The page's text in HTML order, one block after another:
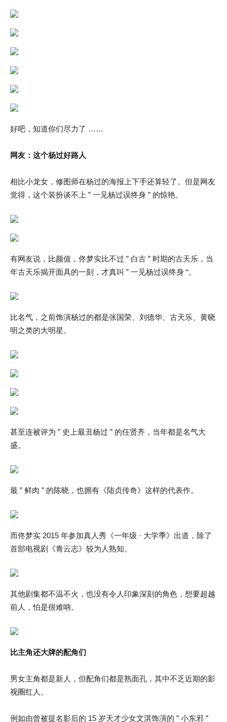
好吧，知道你们尽力了 ……
网友：这个杨过好路人
相比小龙女，修图师在杨过的海报上下手还算轻了。但是网友
觉得，这个装扮谈不上 ” 一见杨过误终身 ” 的惊艳。
有网友说，比颜值，佟梦实比不过 ” 白古 ” 时期的古天乐，当
年古天乐揭开面具的一刻，才真叫 ” 一见杨过误终身 “。
比名气，之前饰演杨过的都是张国荣、刘德华、古天乐、黄晓
明之类的大明星。
甚至连被评为 ” 史上最丑杨过 ” 的任贤齐，当年都是名气大
盛。
最 ” 鲜肉 ” 的陈晓，也拥有《陆贞传奇》这样的代表作。
而佟梦实 2015 年参加真人秀《一年级 · 大学季》出道，除了
首部电视剧《青云志》较为人熟知。
其他剧集都不温不火，也没有令人印象深刻的角色，想要超越
前人，怕是很难呐。
比主角还大牌的配角们
男女主角都是新人，但配角们都是熟面孔，其中不乏近期的影
视圈红人。
例如由曾被提名影后的 15 岁天才少女文淇饰演的 ” 小东邪 ”